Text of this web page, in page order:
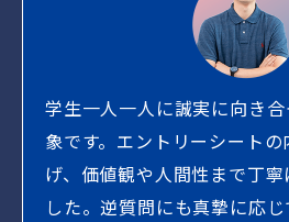
学生一人一人に誠実に向き
象です。エントリーシート
げ、価値観や人間性まで丁
した。逆質問にも真摯に応